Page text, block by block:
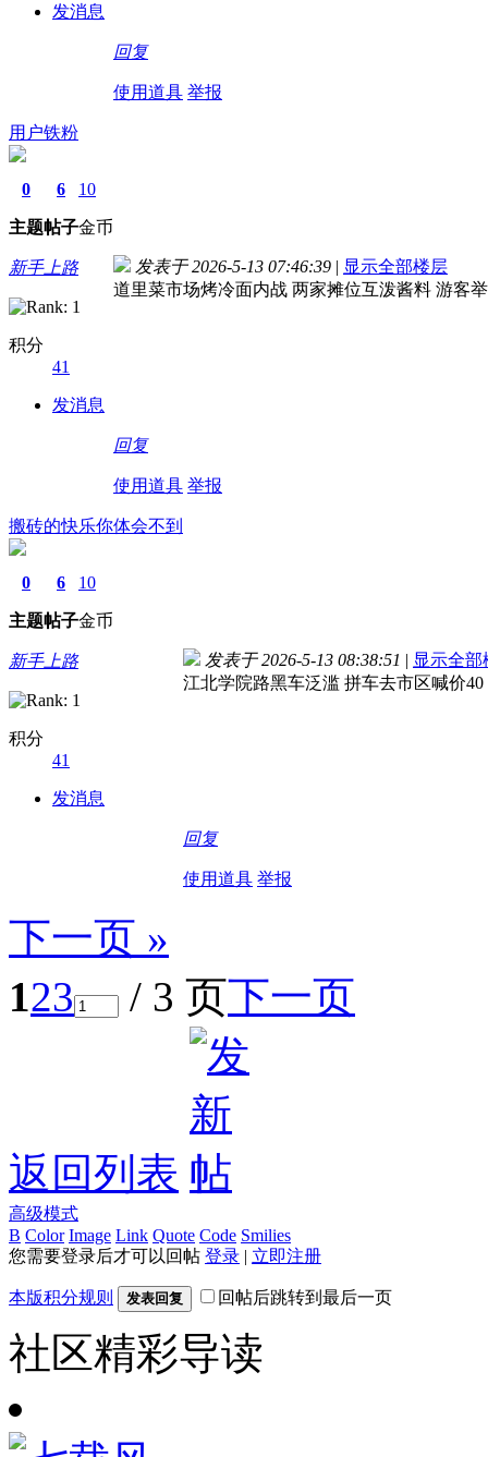
发消息
回复
使用道具 举报
用户铁粉
0
主题
6
帖子
10
金币
新手上路
积分
41
发消息
发表于 2026-5-13 07:46:39 | 显示全部楼层
道里菜市场烤冷面内战 两家摊位互泼酱料 游客
回复
使用道具 举报
搬砖的快乐你体会不到
0
主题
6
帖子
10
金币
新手上路
积分
41
发消息
发表于 2026-5-13 08:38:51 | 显示全部
江北学院路黑车泛滥 拼车去市区喊价
回复
使用道具 举报
下一页 »
123 / 3 页下一页
返回列表
高级模式
B Color Image Link Quote Code Smilies
您需要登录后才可以回帖 登录 | 立即注册
本版积分规则 发表回复 回帖后跳转到最后一页
社区精彩导读